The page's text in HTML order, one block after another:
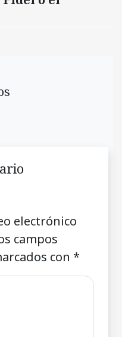
electrónico
campos
con *